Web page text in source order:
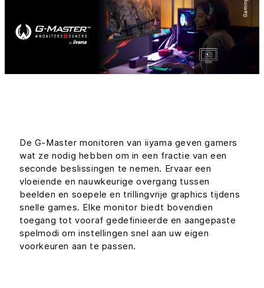
De G-Master monitoren van iiyama geven gamers
wat ze nodig hebben om in een fractie van een
seconde beslissingen te nemen. Ervaar een
vloeiende en nauwkeurige overgang tussen
beelden en soepele en trillingvrije graphics tijdens
snelle games. Elke monitor biedt bovendien
toegang tot vooraf gedefinieerde en aangepaste
spelmodi om instellingen snel aan uw eigen
voorkeuren aan te passen.